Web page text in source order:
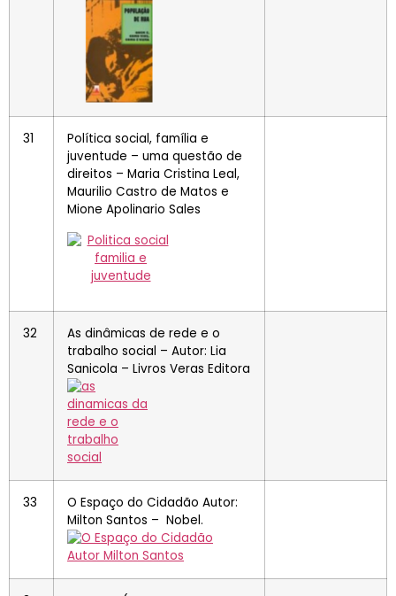
31
Política social, família e
juventude – uma questão de
direitos – Maria Cristina Leal,
Maurilio Castro de Matos e
Mione Apolinario Sales
32
As dinâmicas de rede e o
trabalho social – Autor: Lia
Sanicola – Livros Veras Editora
33
O Espaço do Cidadão Autor:
Milton Santos – Nobel.